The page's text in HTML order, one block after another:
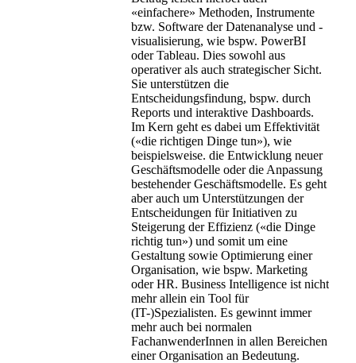
«einfachere» Methoden, Instrumente
bzw. Software der Datenanalyse und -
visualisierung, wie bspw. PowerBI
oder Tableau. Dies sowohl aus
operativer als auch strategischer Sicht.
Sie unterstützen die
Entscheidungsfindung, bspw. durch
Reports und interaktive Dashboards.
Im Kern geht es dabei um Effektivität
(«die richtigen Dinge tun»), wie
beispielsweise. die Entwicklung neuer
Geschäftsmodelle oder die Anpassung
bestehender Geschäftsmodelle. Es geht
aber auch um Unterstützungen der
Entscheidungen für Initiativen zu
Steigerung der Effizienz («die Dinge
richtig tun») und somit um eine
Gestaltung sowie Optimierung einer
Organisation, wie bspw. Marketing
oder HR. Business Intelligence ist nicht
mehr allein ein Tool für
(IT-)Spezialisten. Es gewinnt immer
mehr auch bei normalen
FachanwenderInnen in allen Bereichen
einer Organisation an Bedeutung.